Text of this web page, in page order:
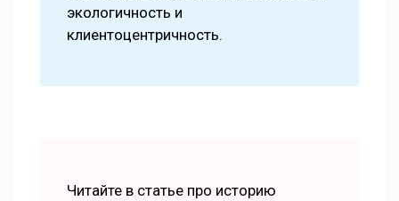
экологичность и
клиентоцентричность.
Читайте в статье про историю